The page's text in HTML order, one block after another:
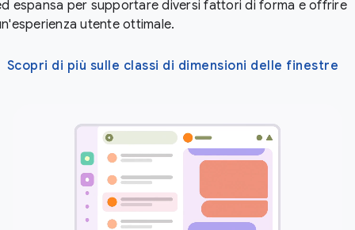
espansa per supportare diversi fattori di forma e offrire
utente ottimale.
Scopri di più sulle classi di dimensioni delle finestre